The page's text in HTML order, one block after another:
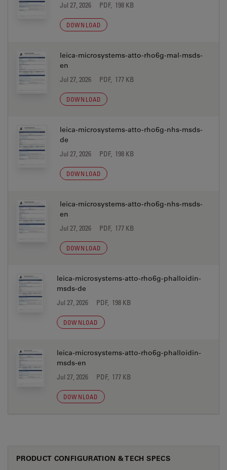
Jul 27, 2026 PDF, 198 KB
DOWNLOAD
leica-microsystems-atto-rho6g-mal-msds-
en
Jul 27, 2026 PDF, 177 KB
DOWNLOAD
leica-microsystems-atto-rho6g-nhs-msds-
de
Jul 27, 2026 PDF, 198 KB
DOWNLOAD
leica-microsystems-atto-rho6g-nhs-msds-
en
Jul 27, 2026 PDF, 177 KB
DOWNLOAD
leica-microsystems-atto-rho6g-phalloidin-
msds-de
Jul 27, 2026 PDF, 198 KB
DOWNLOAD
leica-microsystems-atto-rho6g-phalloidin-
msds-en
Jul 27, 2026 PDF, 177 KB
DOWNLOAD
PRODUCT CONFIGURATION & TECH SPECS